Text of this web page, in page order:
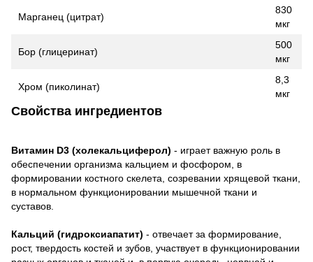
Марганец (цитрат)
830
мкг
Бор (глицеринат)
500
мкг
Хром (пиколинат)
8,3
мкг
Свойства ингредиентов
Витамин D3 (холекальциферол) - играет важную роль в
обеспечении организма кальцием и фосфором, в
формировании костного скелета, созревании хрящевой ткани,
в нормальном функционировании мышечной ткани и
суставов.
Кальций (гидроксиапатит) - отвечает за формирование,
рост, твердость костей и зубов, участвует в функционировании